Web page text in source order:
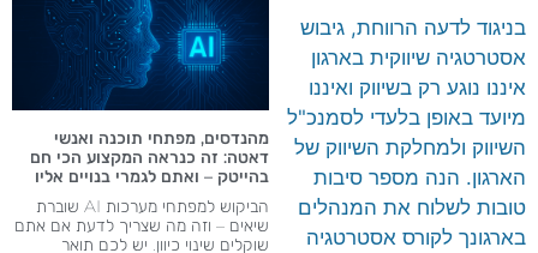
בניגוד לדעה הרווחת, גיבוש
אסטרטגיה שיווקית בארגון
איננו נוגע רק בשיווק ואיננו
מיועד באופן בלעדי לסמנכ"ל
השיווק ולמחלקת השיווק של
הארגון. הנה מספר סיבות
טובות לשלוח את המנהלים
בארגונך לקורס אסטרטגיה
מהנדסים, מפתחי תוכנה ואנשי
דאטה: זה כנראה המקצוע הכי חם
בהייטק – ואתם לגמרי בנויים אליו
הביקוש למפתחי מערכות AI שוברת
שיאים – וזה מה שצריך לדעת אם אתם
שוקלים שינוי כיוון. יש לכם תואר